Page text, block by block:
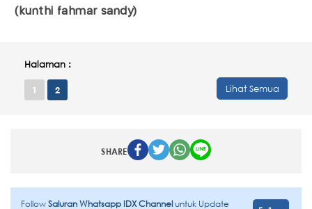
(kunthi fahmar sandy)
Halaman :
1 2 Lihat Semua
SHARE
FollowSaluran Whatsapp IDX Channeluntuk Update